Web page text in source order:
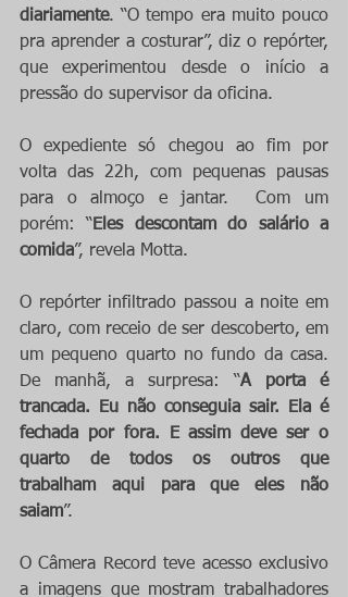
diariamente. “O tempo era muito pouco
pra aprender a costurar”, diz o repórter,
que experimentou desde o início a
pressão do supervisor da oficina.
O expediente só chegou ao fim por
volta das 22h, com pequenas pausas
para o almoço e jantar.  Com um
porém: “Eles descontam do salário a
comida”, revela Motta.
O repórter infiltrado passou a noite em
claro, com receio de ser descoberto, em
um pequeno quarto no fundo da casa.
De manhã, a surpresa: “A porta é
trancada. Eu não conseguia sair. Ela é
fechada por fora. E assim deve ser o
quarto de todos os outros que
trabalham aqui para que eles não
saiam”.
O Câmera Record teve acesso exclusivo
a imagens que mostram trabalhadores